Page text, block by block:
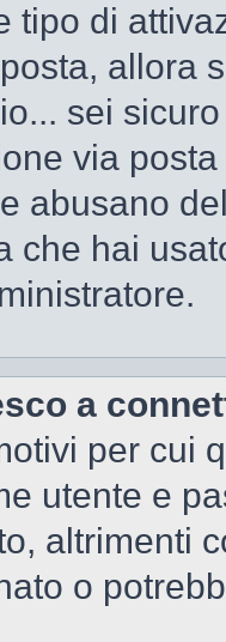
tipo di
allora
sei
via
abusano
che hai
a
per cui
utente e
altrimenti
o